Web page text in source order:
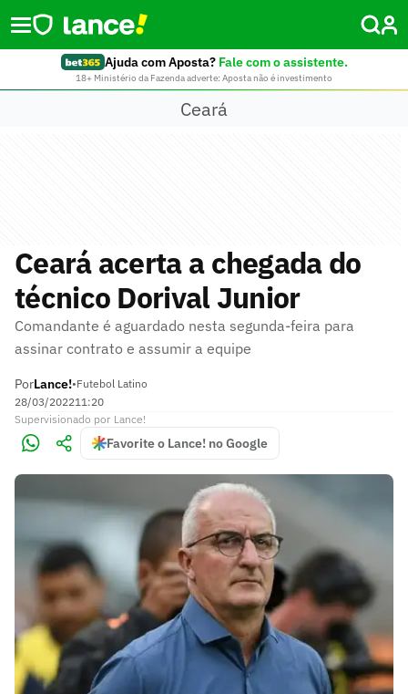
Ajuda com Aposta? Fale com o assistente.
18+ Ministério da Fazenda adverte: Aposta não é investimento
Ceará
Ceará acerta a chegada do
técnico Dorival Junior
Comandante é aguardado nesta segunda-feira para
assinar contrato e assumir a equipe
PorLance!•Futebol Latino
28/03/202211:20
Supervisionado por Lance!
Favorite o Lance! no Google